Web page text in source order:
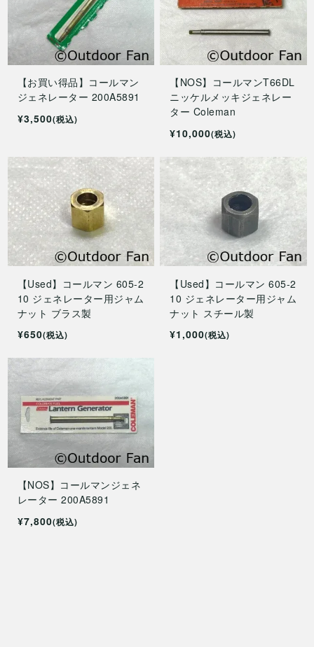
【お買い得品】コールマン
ジェネレーター 200A5891
¥3,500(税込)
【NOS】コールマンT66DL
ニッケルメッキジェネレー
ター Coleman
¥10,000(税込)
【Used】コールマン 605-2
10 ジェネレーター用ジャム
ナット ブラス製
¥650(税込)
【Used】コールマン 605-2
10 ジェネレーター用ジャム
ナット スチール製
¥1,000(税込)
【NOS】コールマンジェネ
レーター 200A5891
¥7,800(税込)